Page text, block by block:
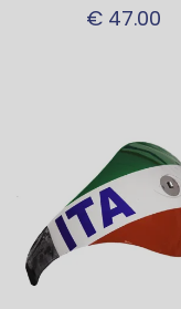
€ 47.00